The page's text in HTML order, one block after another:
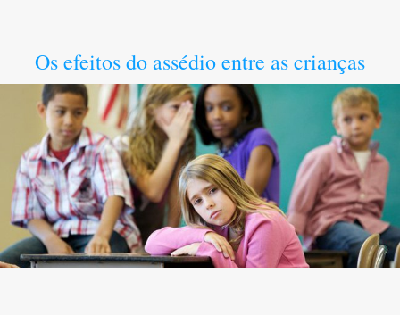
Os efeitos do assédio entre as crianças